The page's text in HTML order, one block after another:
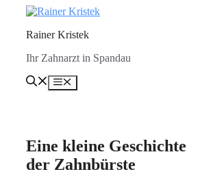
springenRainer Kristek
Ihr Zahnarzt in Spandau
Menü
Eine kleine Geschichte
der Zahnbürste